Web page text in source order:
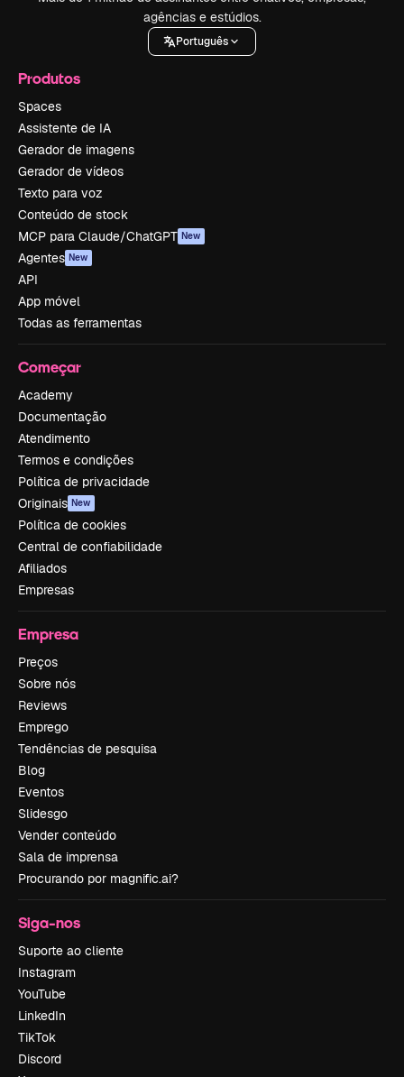
agências e estúdios.
Português
Produtos
Spaces
Assistente de IA
Gerador de imagens
Gerador de vídeos
Texto para voz
Conteúdo de stock
MCP para Claude/ChatGPT New
Agentes New
API
App móvel
Todas as ferramentas
Começar
Academy
Documentação
Atendimento
Termos e condições
Política de privacidade
Originais New
Política de cookies
Central de confiabilidade
Afiliados
Empresas
Empresa
Preços
Sobre nós
Reviews
Emprego
Tendências de pesquisa
Blog
Eventos
Slidesgo
Vender conteúdo
Sala de imprensa
Procurando por magnific.ai?
Siga-nos
Suporte ao cliente
Instagram
YouTube
LinkedIn
TikTok
Discord